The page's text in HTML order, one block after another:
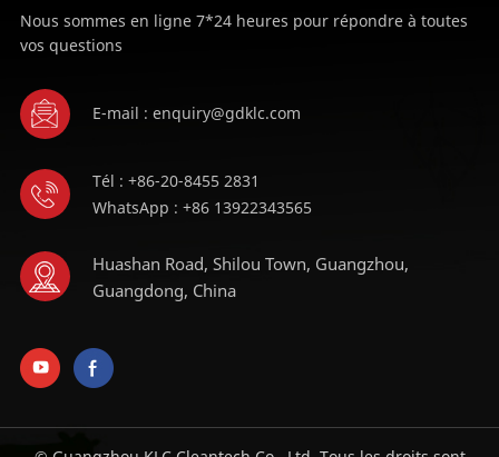
Nous sommes en ligne 7*24 heures pour répondre à toutes
vos questions
E-mail : enquiry@gdklc.com
Tél : +86-20-8455 2831
WhatsApp : +86 13922343565
Huashan Road, Shilou Town, Guangzhou,
Guangdong, China